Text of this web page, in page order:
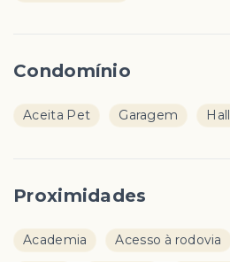
Condomínio
Aceita Pet Garagem Hall
Proximidades
Academia Acesso à rodovia